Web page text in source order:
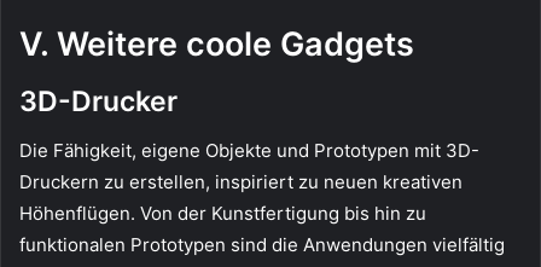
V. Weitere coole Gadgets
3D-Drucker
Die Fähigkeit, eigene Objekte und Prototypen mit 3D-
Druckern zu erstellen, inspiriert zu neuen kreativen
Höhenflügen. Von der Kunstfertigung bis hin zu
funktionalen Prototypen sind die Anwendungen vielfältig